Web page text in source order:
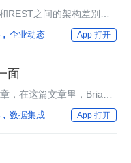
REST之间的架构差别并
企业动态 App 打开
面
，在这篇文章里，Brian
史，SOAP与WS-*，语义
的形式，逻辑连接的延迟
数据集成 App 打开